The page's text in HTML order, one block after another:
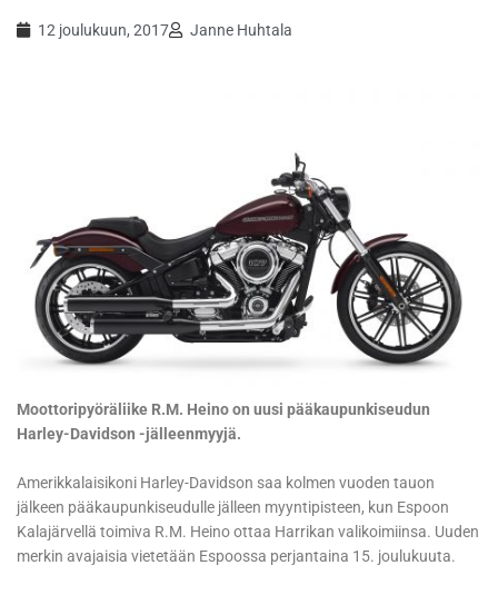
12 joulukuun, 2017 Janne Huhtala
Moottoripyöräliike R.M. Heino on uusi pääkaupunkiseudun
Harley-Davidson -jälleenmyyjä.
Amerikkalaisikoni Harley-Davidson saa kolmen vuoden tauon
jälkeen pääkaupunkiseudulle jälleen myyntipisteen, kun Espoon
Kalajärvellä toimiva R.M. Heino ottaa Harrikan valikoimiinsa. Uuden
merkin avajaisia vietetään Espoossa perjantaina 15. joulukuuta.